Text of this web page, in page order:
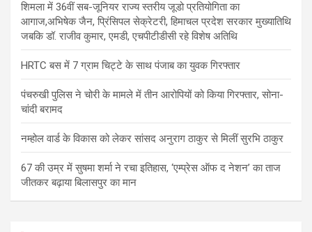
शिमला में 36वीं सब-जूनियर राज्य स्तरीय जूडो प्रतियोगिता का
आगाज,अभिषेक जैन, प्रिंसिपल सेक्रेटरी, हिमाचल प्रदेश सरकार मुख्यातिथि
जबकि डॉ. राजीव कुमार, एमडी, एचपीटीडीसी रहे विशेष अतिथि
HRTC बस में 7 ग्राम चिट्टे के साथ पंजाब का युवक गिरफ्तार
पंचरुखी पुलिस ने चोरी के मामले में तीन आरोपियों को किया गिरफ्तार, सोना-
चांदी बरामद
नम्होल वार्ड के विकास को लेकर सांसद अनुराग ठाकुर से मिलीं सुरभि ठाकुर
67 की उम्र में सुषमा शर्मा ने रचा इतिहास, ‘एम्प्रेस ऑफ द नेशन’ का ताज
जीतकर बढ़ाया बिलासपुर का मान